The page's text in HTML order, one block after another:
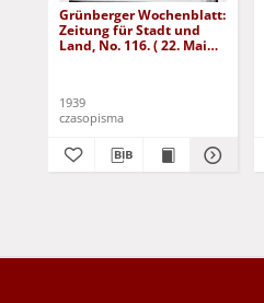
Grünberger Wochenblatt:
Zeitung für Stadt und
Land, No. 116. ( 22. Mai
1939
czasopisma